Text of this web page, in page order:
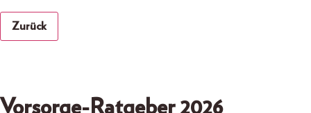
Zurück
Vorsorge-Ratgeber 2026